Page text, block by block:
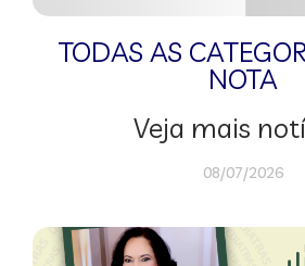
TODAS AS
NOTA
Veja mais
08/07/2026